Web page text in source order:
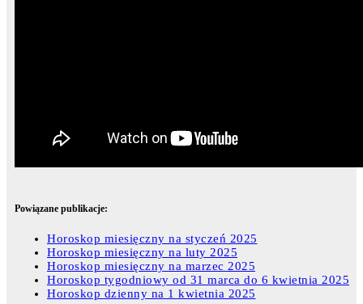
Powiązane publikacje:
Horoskop miesięczny na styczeń 2025
Horoskop miesięczny na luty 2025
Horoskop miesięczny na marzec 2025
Horoskop tygodniowy od 31 marca do 6 kwietnia 2025
Horoskop dzienny na 1 kwietnia 2025